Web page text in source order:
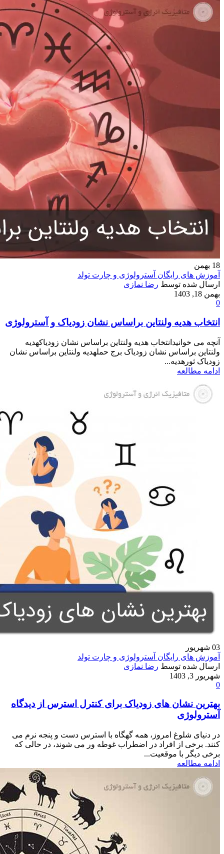
18 بهمن
آموزش های رایگان آسترولوژی و چارت تولد
ارسال شده توسط رضا نمازی
بهمن 18, 1403
0
انتخاب هدیه ولنتاین براساس نشان زودیاک و آسترولوژی
آنچه می خوانیدانتخاب هدیه ولنتاین براساس نشان زودیاکهدیه
ولنتاین براساس نشان زودیاک برج حملهدیه ولنتاین براساس نشان
زودیاک ثورهدیه...
ادامه مطالعه
03 شهریور
آموزش های رایگان آسترولوژی و چارت تولد
ارسال شده توسط رضا نمازی
شهریور 3, 1403
0
بهترین نشان های زودیاک برای کنترل استرس از دیدگاه
آسترولوژی
در دنیای شلوغ امروز، همه گهگاه با استرس دست و پنجه نرم می
کنند. برخی از افراد در اضطراب غوطه ور می شوند، در حالی که
برخی دیگر با موقعیت...
ادامه مطالعه